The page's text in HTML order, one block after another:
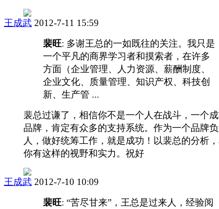
王成武 2012-7-11 15:59
裴旺: 多谢王总的一如既往的关注。我只是
一个平凡的商界学习者和摸索者，在许多
方面（企业管理、人力资源、薪酬制度、
企业文化、质量管理、知识产权、科技创
新、生产管 ...
裴总过谦了，相信你不是一个人在战斗，一个
品牌，肯定有众多的支持系统。作为一个品牌
人，做好统筹工作，就是成功！以裴总的分析
你有这样的视野和实力。祝好
王成武 2012-7-10 10:09
裴旺: “苦尽甘来”，王总是过来人，经验阅